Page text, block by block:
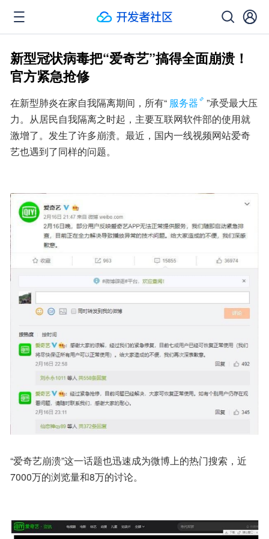
新型冠状病毒把“爱奇艺”搞得全面崩溃！
官方紧急抢修
在新型肺炎在家自我隔离期间，所有“ 服务器
”承受最大压
力。从居民自我隔离之时起，主要互联网软件部的使用就
激增了。发生了许多崩溃。最近，国内一线视频网站爱奇
艺也遇到了同样的问题。
“爱奇艺崩溃”这一话题也迅速成为微博上的热门搜索，近
7000万的浏览量和8万的讨论。